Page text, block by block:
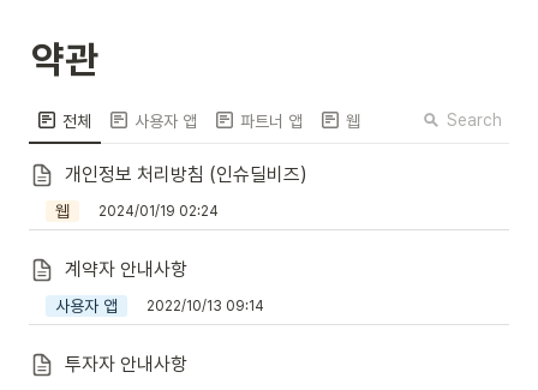
약관
전체 사용자 앱 파트너 앱 웹 Search
개인정보 처리방침 (인슈딜비즈)
웹 2024/01/19 02:24
계약자 안내사항
사용자 앱 2022/10/13 09:14
투자자 안내사항